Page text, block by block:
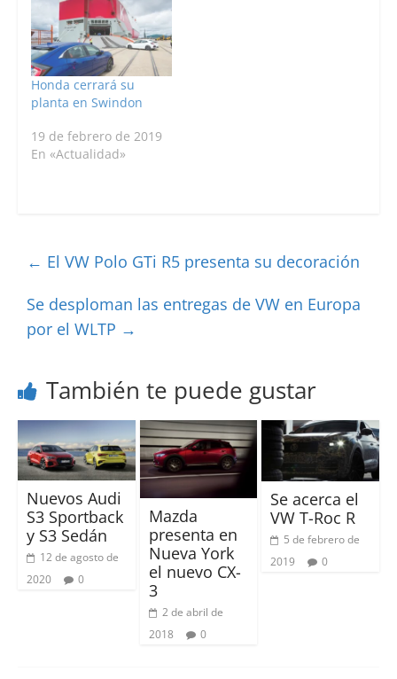
Honda cerrará su
planta en Swindon
19 de febrero de 2019
En «Actualidad»
← El VW Polo GTi R5 presenta su decoración
Se desploman las entregas de VW en Europa
por el WLTP →
También te puede gustar
Nuevos Audi
S3 Sportback
y S3 Sedán
12 de agosto de
2020
0
Mazda
presenta en
Nueva York
el nuevo CX-
3
2 de abril de
2018
0
Se acerca el
VW T-Roc R
5 de febrero de
2019
0